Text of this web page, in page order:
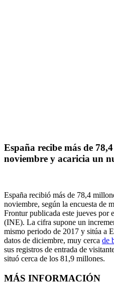
España recibe más de
noviembre y acaricia un
España recibió más de 78,4
noviembre, según la encuesta de
Frontur publicada este jueves por
(INE). La cifra supone un
mismo periodo de 2017 y sitúa a
datos de diciembre, muy cerca de
sus registros de entrada de
situó cerca de los 81,9 millones.
MÁS INFORMACIÓN